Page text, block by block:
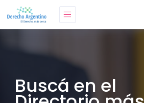
Buscá en el